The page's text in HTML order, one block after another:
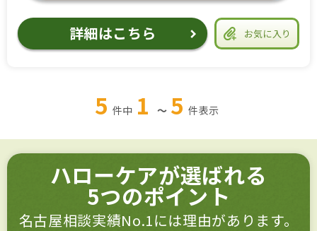
お気に入り
詳細はこちら
5 件中 1 ～ 5 件表示
ハローケアが選ばれる
5つのポイント
名古屋相談実績No.1には理由があります。